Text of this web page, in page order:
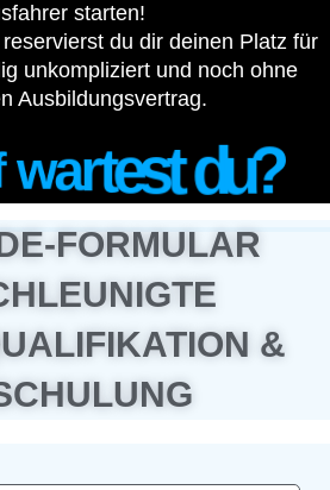
starten!
du dir deinen Platz für
unkompliziert und noch ohne
Ausbildungsvertrag.
wartestdu?
FORMULAR
&